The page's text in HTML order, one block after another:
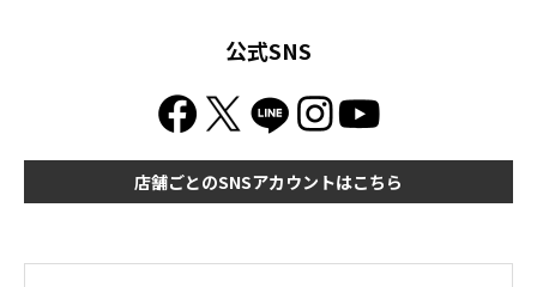
公式SNS
店舗ごとのSNSアカウントはこちら